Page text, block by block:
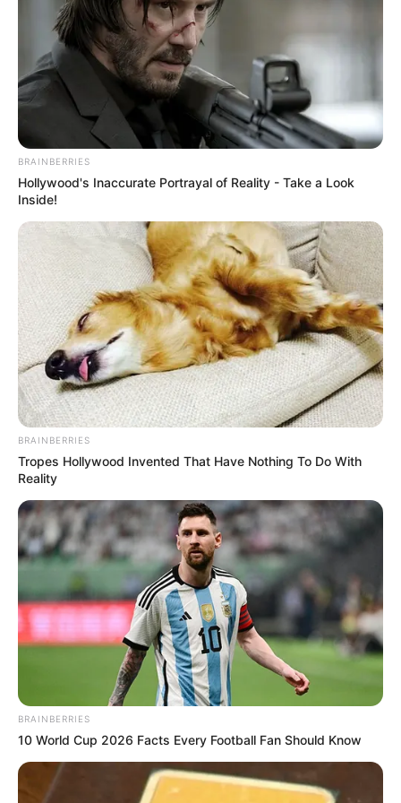
BRAINBERRIES
Hollywood's Inaccurate Portrayal of Reality - Take a Look
Inside!
BRAINBERRIES
Tropes Hollywood Invented That Have Nothing To Do With
Reality
BRAINBERRIES
10 World Cup 2026 Facts Every Football Fan Should Know